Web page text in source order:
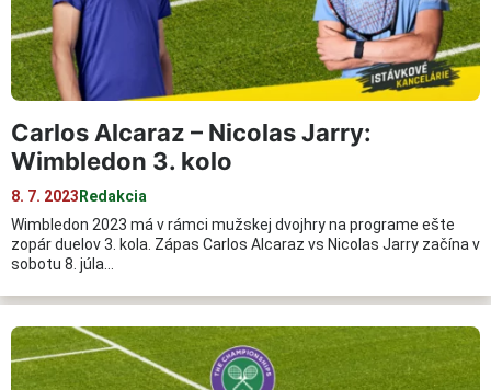
Carlos Alcaraz – Nicolas Jarry:
Wimbledon 3. kolo
8. 7. 2023 Redakcia
Wimbledon 2023 má v rámci mužskej dvojhry na programe ešte
zopár duelov 3. kola. Zápas Carlos Alcaraz vs Nicolas Jarry začína v
sobotu 8. júla…